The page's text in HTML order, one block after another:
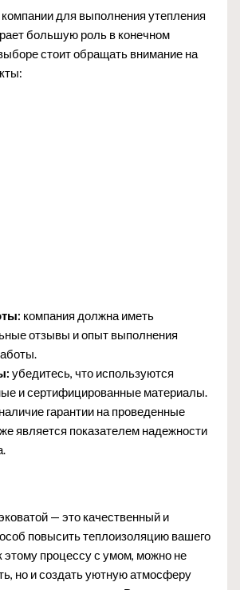
для выполнения утепления
большую роль в конечном
стоит обращать внимание на
компания должна иметь
отзывы и опыт выполнения
убедитесь, что используются
и сертифицированные материалы.
наличие гарантии на проведенные
является показателем надежности
— это качественный и
повысить теплоизоляцию вашего
этому процессу с умом, можно не
но и создать уютную атмосферу